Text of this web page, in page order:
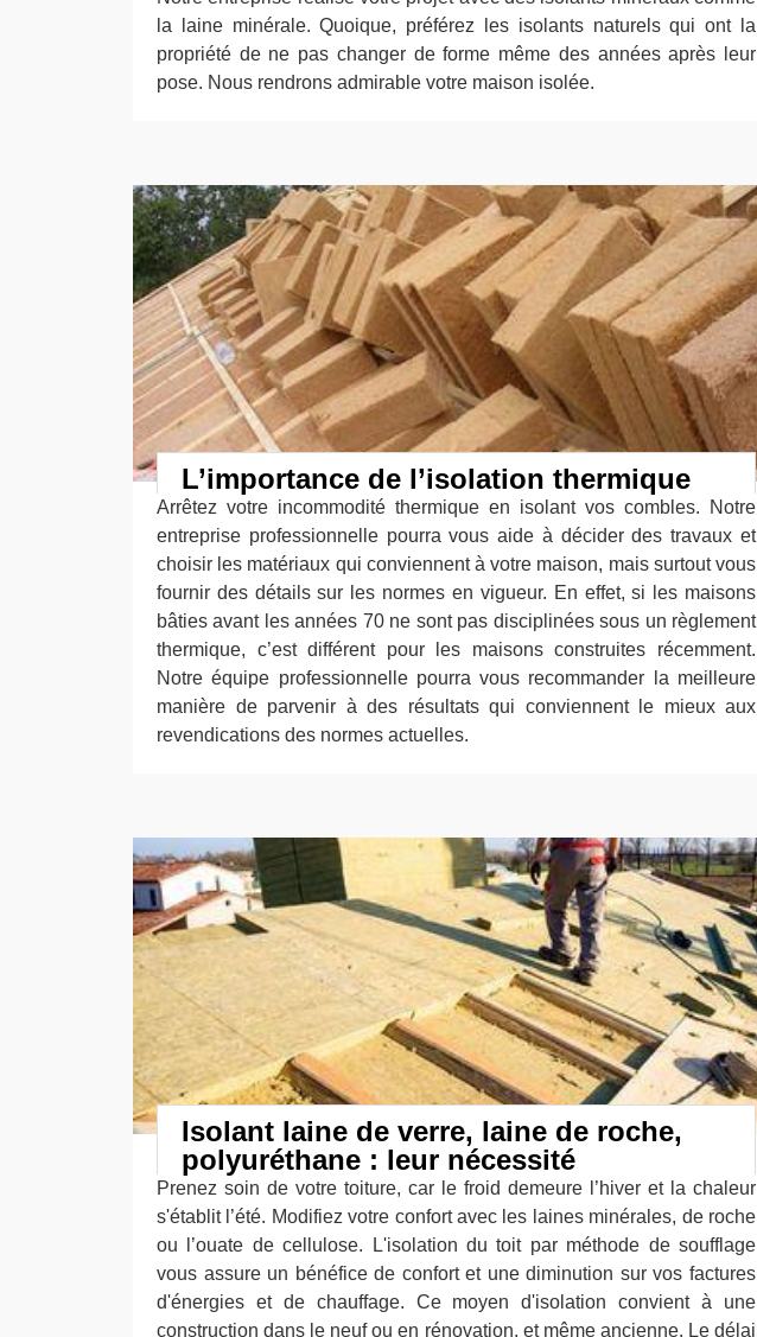
la laine minérale. Quoique, préférez les isolants naturels qui ont la
propriété de ne pas changer de forme même des années après leur
pose. Nous rendrons admirable votre maison isolée.
L’importance de l’isolation thermique
Arrêtez votre incommodité thermique en isolant vos combles. Notre
entreprise professionnelle pourra vous aide à décider des travaux et
choisir les matériaux qui conviennent à votre maison, mais surtout vous
fournir des détails sur les normes en vigueur. En effet, si les maisons
bâties avant les années 70 ne sont pas disciplinées sous un règlement
thermique, c’est différent pour les maisons construites récemment.
Notre équipe professionnelle pourra vous recommander la meilleure
manière de parvenir à des résultats qui conviennent le mieux aux
revendications des normes actuelles.
Isolant laine de verre, laine de roche,
polyuréthane : leur nécessité
Prenez soin de votre toiture, car le froid demeure l’hiver et la chaleur
s'établit l’été. Modifiez votre confort avec les laines minérales, de roche
ou l’ouate de cellulose. L'isolation du toit par méthode de soufflage
vous assure un bénéfice de confort et une diminution sur vos factures
d'énergies et de chauffage. Ce moyen d'isolation convient à une
construction dans le neuf ou en rénovation, et même ancienne. Le délai